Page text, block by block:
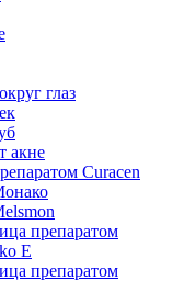
глаз
акне
Curacen
препаратом
E
препаратом